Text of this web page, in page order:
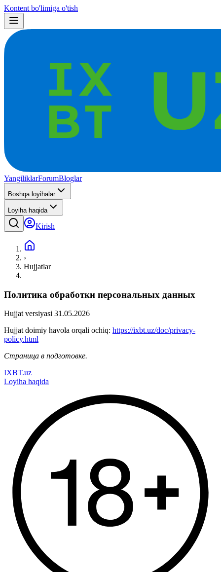
Kontent bo'limiga o'tish
YangiliklarForumBloglar
Boshqa loyihalar
Loyiha haqida
Kirish
›
Hujjatlar
Политика обработки персональных данных
Hujjat versiyasi 31.05.2026
Hujjat doimiy havola orqali ochiq: https://ixbt.uz/doc/privacy-
policy.html
Страница в подготовке.
IXBT.uz
Loyiha haqida